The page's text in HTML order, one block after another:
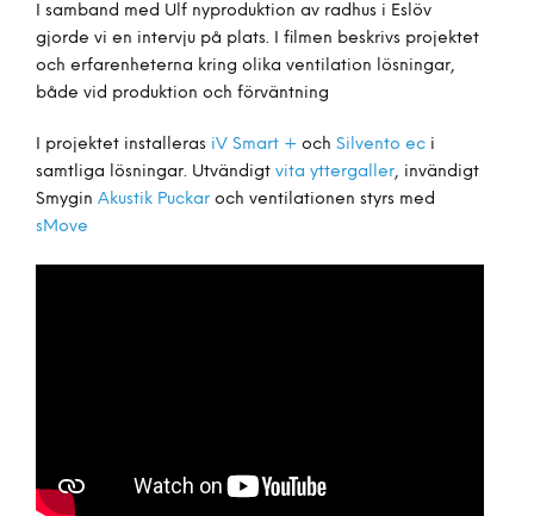
I samband med Ulf nyproduktion av radhus i Eslöv
gjorde vi en intervju på plats. I filmen beskrivs projektet
och erfarenheterna kring olika ventilation lösningar,
både vid produktion och förväntning
I projektet installeras iV Smart + och Silvento ec i
samtliga lösningar. Utvändigt vita yttergaller, invändigt
Smygin Akustik Puckar och ventilationen styrs med
sMove